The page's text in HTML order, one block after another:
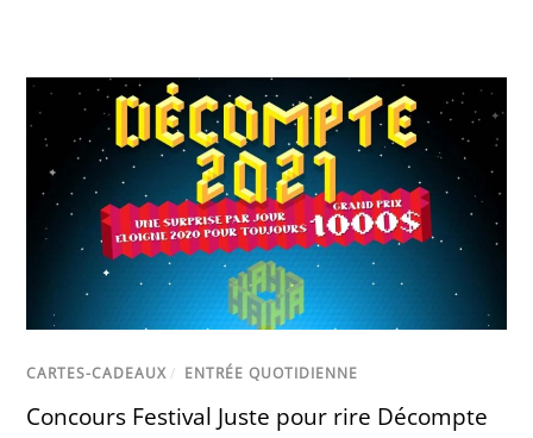
CARTES-CADEAUX / ENTRÉE QUOTIDIENNE
Concours Festival Juste pour rire Décompte